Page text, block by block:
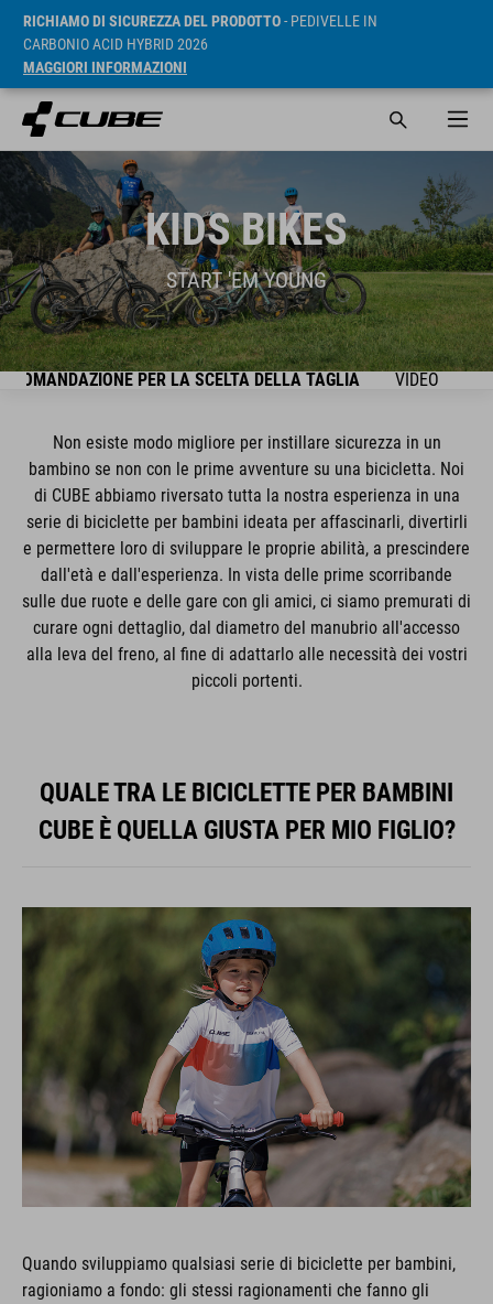
RICHIAMO DI SICUREZZA DEL PRODOTTO- PEDIVELLE IN
CARBONIO ACID HYBRID 2026
MAGGIORI INFORMAZIONI
KIDS BIKES
START 'EM YOUNG
PER LA SCELTA DELLA TAGLIA VIDEO
Non esiste modo migliore per instillare sicurezza in un
bambino se non con le prime avventure su una bicicletta. Noi
di CUBE abbiamo riversato tutta la nostra esperienza in una
serie di biciclette per bambini ideata per affascinarli, divertirli
e permettere loro di sviluppare le proprie abilità, a prescindere
dall'età e dall'esperienza. In vista delle prime scorribande
sulle due ruote e delle gare con gli amici, ci siamo premurati di
curare ogni dettaglio, dal diametro del manubrio all'accesso
alla leva del freno, al fine di adattarlo alle necessità dei vostri
piccoli portenti.
QUALE TRA LE BICICLETTE PER BAMBINI
CUBE È QUELLA GIUSTA PER MIO FIGLIO?
Quando sviluppiamo qualsiasi serie di biciclette per bambini,
ragioniamo a fondo: gli stessi ragionamenti che fanno gli